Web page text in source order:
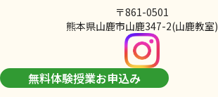
〒861-0501
熊本県山鹿市山鹿347-2(山鹿教室)
無料体験授業お申込み